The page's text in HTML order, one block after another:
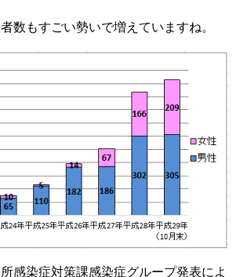
数もすごい勢いで増えていますね。
感染症対策課感染症グループ発表によ